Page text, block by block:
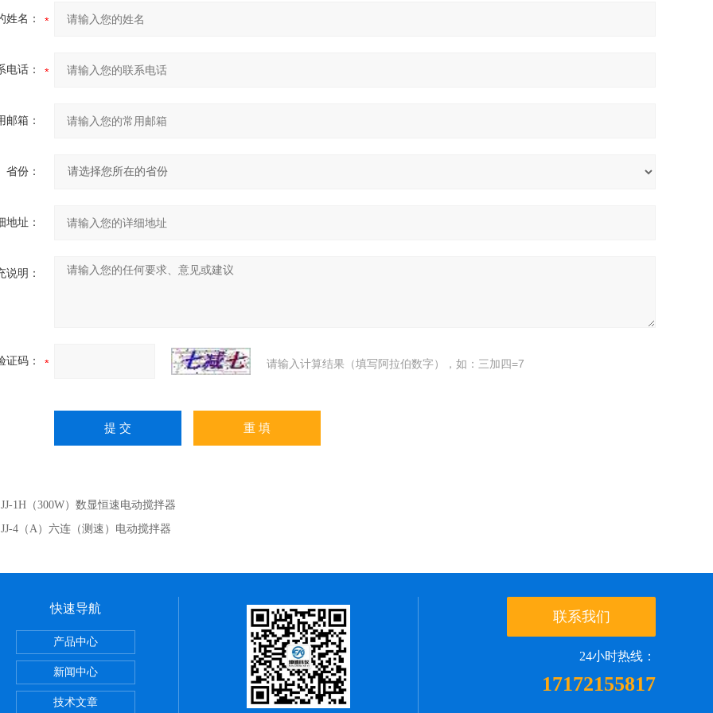
姓名：
电话：
邮箱：
省份：
地址：
说明：
证码： 请输入计算结果（填写阿拉伯数字），如：三加四=7
JJ-1H（300W）数显恒速电动搅拌器
JJ-4（A）六连（测速）电动搅拌器
柜
快速导航
产品中心
新闻中心
技术文章
联系我们
24小时热线：
17172155817